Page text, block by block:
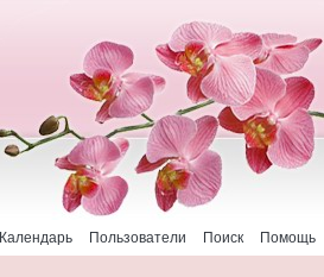
Помощь
Поиск
Пользователи
Календарь